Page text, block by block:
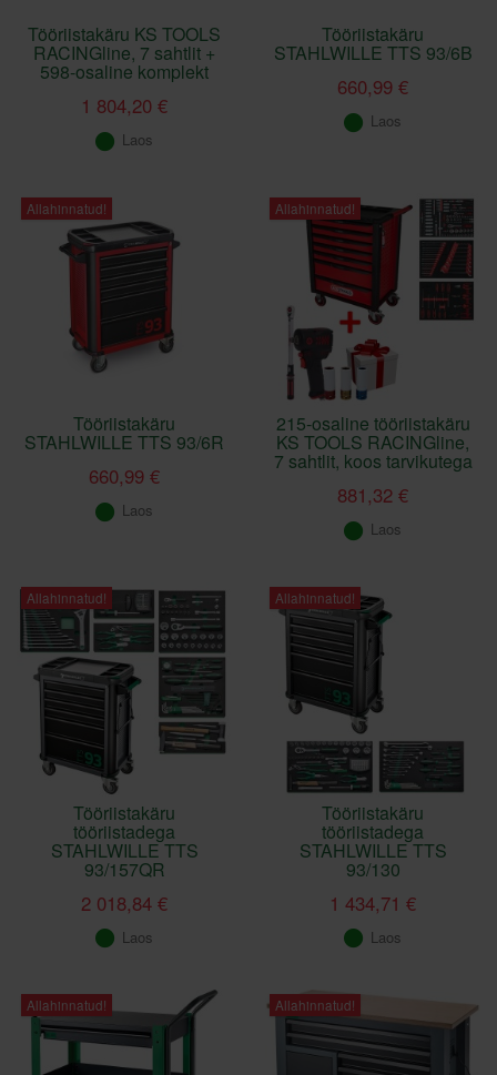
Tööriistakäru KS TOOLS
RACINGline, 7 sahtlit +
598-osaline komplekt
1 804,20 €
Laos
Tööriistakäru
STAHLWILLE TTS 93/6B
660,99 €
Laos
Allahinnatud!
Tööriistakäru
STAHLWILLE TTS 93/6R
660,99 €
Laos
Allahinnatud!
215-osaline tööriistakäru
KS TOOLS RACINGline,
7 sahtlit, koos tarvikutega
881,32 €
Laos
Allahinnatud!
Tööriistakäru
tööriistadega
STAHLWILLE TTS
93/157QR
2 018,84 €
Laos
Allahinnatud!
Tööriistakäru
tööriistadega
STAHLWILLE TTS
93/130
1 434,71 €
Laos
Allahinnatud! Allahinnatud!